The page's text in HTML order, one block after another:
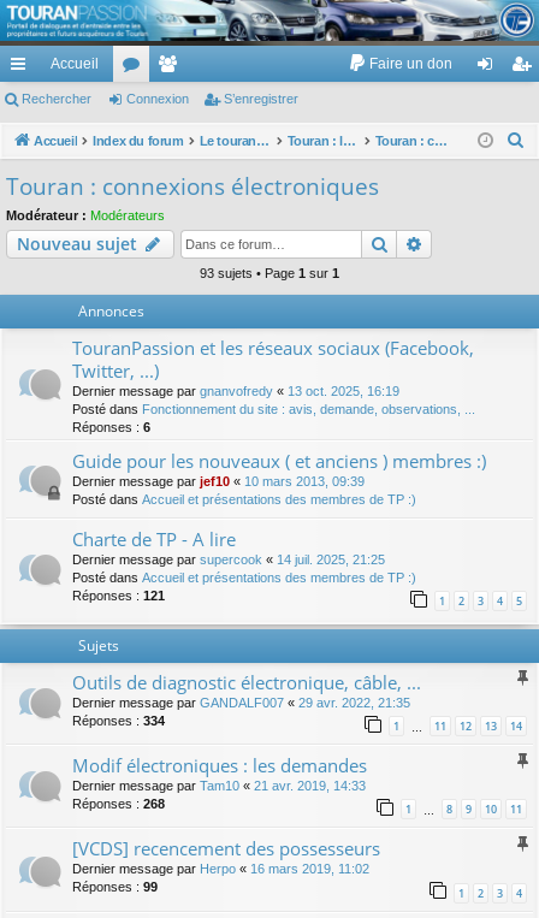
TouranPassion
Le forum des propriétaires ou futurs acquéreurs du Volkswagen Touran
cc
ès
pi
de
Accueil
or
u
e
m
Faire un don
ne nr
Rechercher Connexion S’enregistrer
Accueil Index du forum Le touran dans ses versions I (V1 V2 V3) et II ... Touran : les équipements électriques et électroniques Touran : connexions électroniques
c
Touran : connexions électroniques
Modérateur : Modérateurs
Nouveau sujet Rechercher
93 sujets • Page 1 sur 1
Annonces
TouranPassion et les réseaux sociaux (Facebook,
Twitter, ...)
Dernier message par gnanvofredy « 13 oct. 2025, 16:19
Posté dans Fonctionnement du site : avis, demande, observations, ...
Réponses : 6
Guide pour les nouveaux ( et anciens ) membres :)
Dernier message par jef10 « 10 mars 2013, 09:39
Posté dans Accueil et présentations des membres de TP :)
Charte de TP - A lire
Dernier message par supercook « 14 juil. 2025, 21:25
Posté dans Accueil et présentations des membres de TP :)
Réponses : 121 1 2 3 4 5
Sujets
Outils de diagnostic électronique, câble, ...
Dernier message par GANDALF007 « 29 avr. 2022, 21:35
Réponses : 334 1 … 11 12 13 14
Modif électroniques : les demandes
Dernier message par Tam10 « 21 avr. 2019, 14:33
Réponses : 268 1 … 8 9 10 11
[VCDS] recencement des possesseurs
Dernier message par Herpo « 16 mars 2019, 11:02
Réponses : 99 1 2 3 4